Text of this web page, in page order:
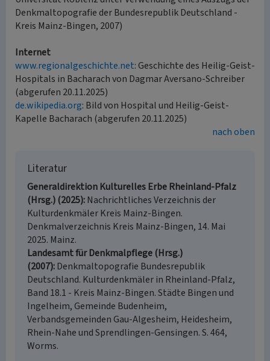
Denkmaltopografie der Bundesrepublik Deutschland -
Kreis Mainz-Bingen, 2007)
Internet
www.regionalgeschichte.net: Geschichte des Heilig-Geist-
Hospitals in Bacharach von Dagmar Aversano-Schreiber
(abgerufen 20.11.2025)
de.wikipedia.org: Bild von Hospital und Heilig-Geist-
Kapelle Bacharach (abgerufen 20.11.2025)
nach oben
Literatur
Generaldirektion Kulturelles Erbe Rheinland-Pfalz
(Hrsg.) (2025) Nachrichtliches Verzeichnis der
Kulturdenkmäler Kreis Mainz-Bingen.
Denkmalverzeichnis Kreis Mainz-Bingen, 14. Mai
2025. Mainz.
Landesamt für Denkmalpflege (Hrsg.)
(2007) Denkmaltopografie Bundesrepublik
Deutschland. Kulturdenkmäler in Rheinland-Pfalz,
Band 18.1 - Kreis Mainz-Bingen. Städte Bingen und
Ingelheim, Gemeinde Budenheim,
Verbandsgemeinden Gau-Algesheim, Heidesheim,
Rhein-Nahe und Sprendlingen-Gensingen. S. 464,
Worms.